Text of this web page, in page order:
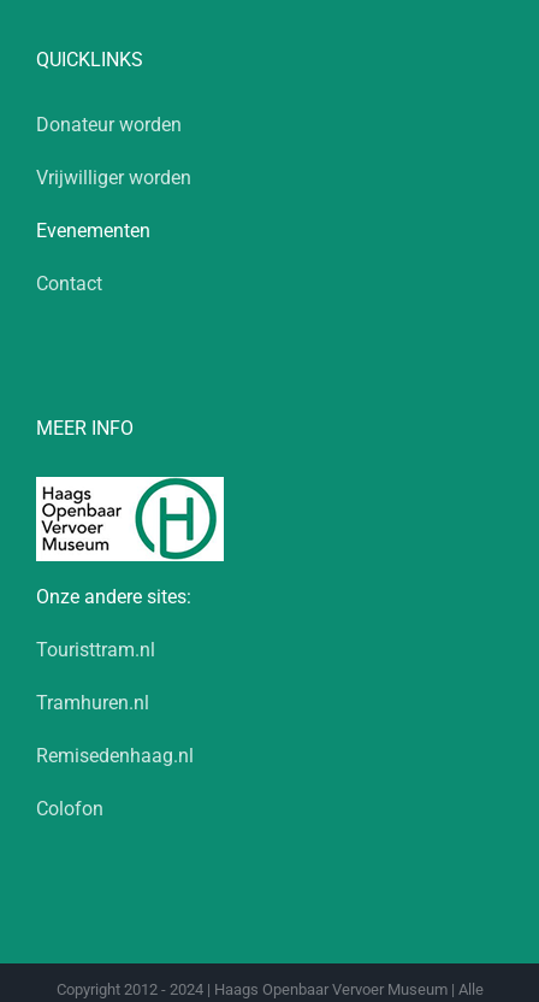
QUICKLINKS
Donateur worden
Vrijwilliger worden
Evenementen
Contact
MEER INFO
Onze andere sites:
Touristtram.nl
Tramhuren.nl
Remisedenhaag.nl
Colofon
Copyright 2012 - 2024 | Haags Openbaar Vervoer Museum | Alle